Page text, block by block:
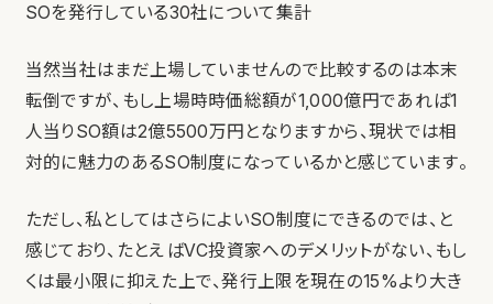
SOを発行している30社について集計
当然当社はまだ上場していませんので比較するのは本末
転倒ですが、もし上場時時価総額が1,000億円であれば1
人当りSO額は2億5500万円となりますから、現状では相
対的に魅力のあるSO制度になっているかと感じています。
ただし、私としてはさらによいSO制度にできるのでは、と
感じており、たとえばVC投資家へのデメリットがない、もし
くは最小限に抑えた上で、発行上限を現在の15%より大き